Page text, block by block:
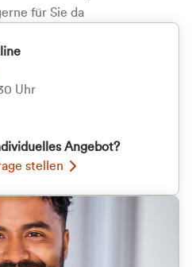
für Sie da
Uhr
Angebot?
stellen